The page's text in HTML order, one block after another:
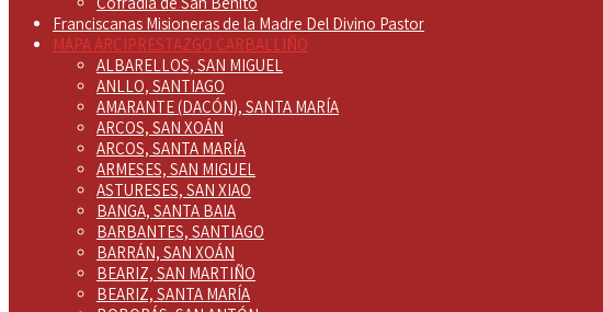
Franciscanas Misioneras de la Madre Del Divino Pastor
MAPA ARCIPRESTAZGO CARBALLIÑO
ALBARELLOS, SAN MIGUEL
ANLLO, SANTIAGO
AMARANTE (DACÓN), SANTA MARÍA
ARCOS, SAN XOÁN
ARCOS, SANTA MARÍA
ARMESES, SAN MIGUEL
ASTURESES, SAN XIAO
BANGA, SANTA BAIA
BARBANTES, SANTIAGO
BARRÁN, SAN XOÁN
BEARIZ, SAN MARTIÑO
BEARIZ, SANTA MARÍA